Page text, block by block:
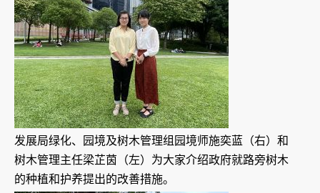
发展局绿化、园境及树木管理组园境师施奕蓝（右）和
树木管理主任梁芷茵（左）为大家介绍政府就路旁树木
的种植和护养提出的改善措施。